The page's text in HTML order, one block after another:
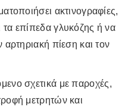
ακτινογραφίες,
επίπεδα γλυκόζης ή να
αρτηριακή πίεση και τον
σχετικά με παροχές,
μετρητών και